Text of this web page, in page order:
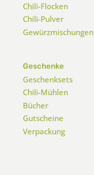
Chili-Flocken
Chili-Pulver
Gewürzmischungen
Geschenke
Geschenksets
Chili-Mühlen
Bücher
Gutscheine
Verpackung